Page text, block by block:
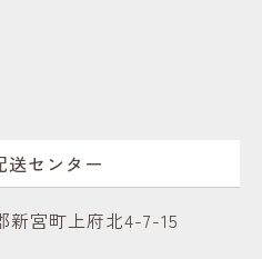
送センター
新宮町上府北4-7-15